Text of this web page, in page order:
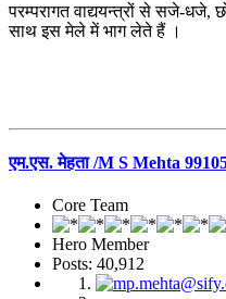
परम्परागत वाद्ययन्त्रों से सजे-धजे,
साथ इस मेले में भाग लेते हैं ।
एम.एस. मेहता /M S Mehta
Core Team
Hero Member
Posts: 40,912